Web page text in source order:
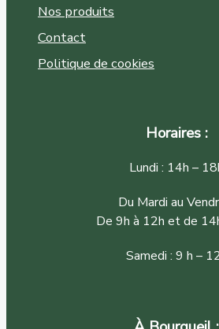
Nos produits
Contact
Politique de cookies
Horaires :
Lundi : 14h –
Du Mardi au
De 9h à 12h et de
Samedi : 9 h –